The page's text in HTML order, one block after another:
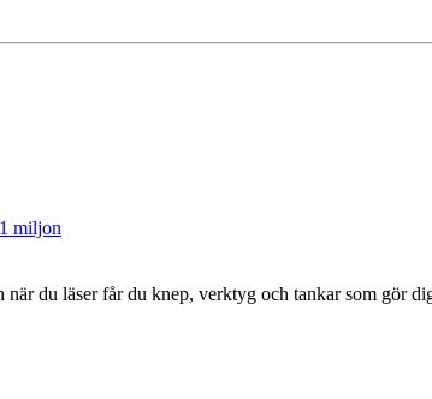
miljon
du läser får du knep, verktyg och tankar som gör